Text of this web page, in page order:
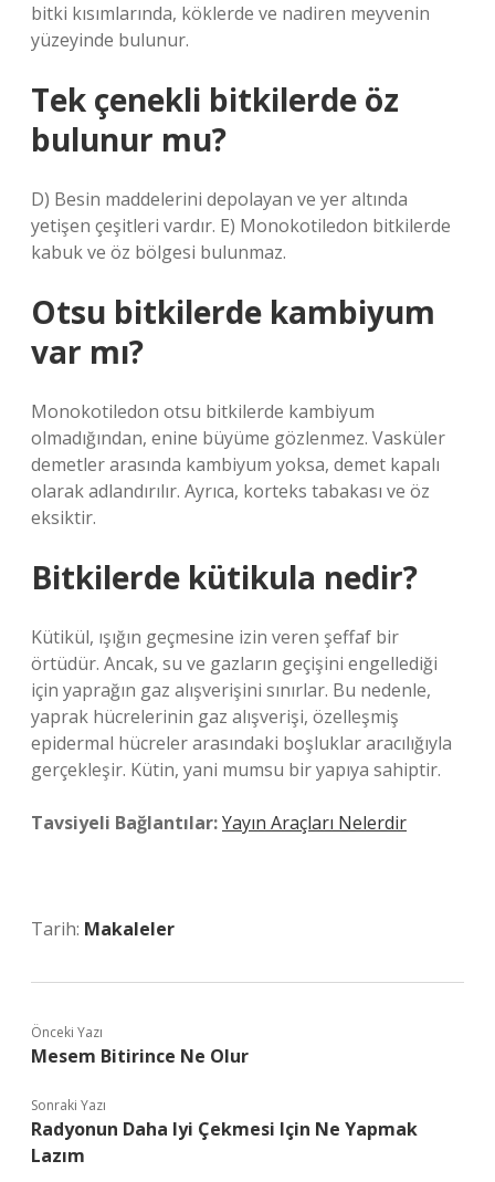
bitki kısımlarında, köklerde ve nadiren meyvenin
yüzeyinde bulunur.
Tek çenekli bitkilerde öz
bulunur mu?
D) Besin maddelerini depolayan ve yer altında
yetişen çeşitleri vardır. E) Monokotiledon bitkilerde
kabuk ve öz bölgesi bulunmaz.
Otsu bitkilerde kambiyum
var mı?
Monokotiledon otsu bitkilerde kambiyum
olmadığından, enine büyüme gözlenmez. Vasküler
demetler arasında kambiyum yoksa, demet kapalı
olarak adlandırılır. Ayrıca, korteks tabakası ve öz
eksiktir.
Bitkilerde kütikula nedir?
Kütikül, ışığın geçmesine izin veren şeffaf bir
örtüdür. Ancak, su ve gazların geçişini engellediği
için yaprağın gaz alışverişini sınırlar. Bu nedenle,
yaprak hücrelerinin gaz alışverişi, özelleşmiş
epidermal hücreler arasındaki boşluklar aracılığıyla
gerçekleşir. Kütin, yani mumsu bir yapıya sahiptir.
Tavsiyeli Bağlantılar:Yayın Araçları Nelerdir
Tarih: Makaleler
Önceki Yazı
Mesem Bitirince Ne Olur
Sonraki Yazı
Radyonun Daha Iyi Çekmesi Için Ne Yapmak
Lazım